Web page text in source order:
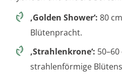
‚Golden Shower‘: 80
Blütenpracht.
‚Strahlenkrone‘:
strahlenförmige